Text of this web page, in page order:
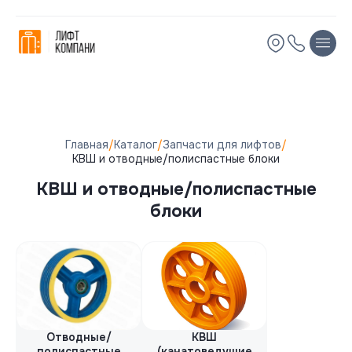
Главная/Каталог/Запчасти для лифтов/
КВШ и отводные/полиспастные блоки
КВШ и отводные/полиспастные
блоки
Отводные/
КВШ
ORONA
ЩЛЗ (Щербинский лифтостроительный завод)
КМЗ (Карачаровский механический завод)
Doppler
Телефон
Электронная почта
Телефон
Электронная почта